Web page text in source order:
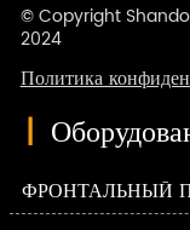
© Copyright
2024
Политика
|
ФРОНТАЛЬНЫЙ